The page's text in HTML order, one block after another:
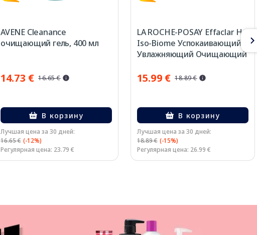
AVENE Cleanance
очищающий гель, 400 мл
14.73 € 16.65 €
В корзину
Лучшая цена за 30 дней:
16.65 € (-12%)
Регулярная цена: 23.79 €
LA ROCHE-POSAY Effaclar H
Iso-Biome Успокаивающий
Увлажняющий Очищающий
15.99 € 18.89 €
В корзину
Лучшая цена за 30 дней:
18.89 € (-15%)
Регулярная цена: 26.99 €